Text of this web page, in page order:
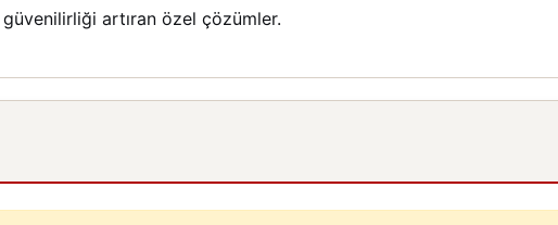
artıran özel çözümler.